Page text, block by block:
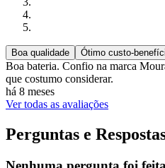
Boa qualidade Ótimo custo-
Boa bateria. Confio na marca
que costumo considerar.
há 8 meses
Ver todas as avaliações
Perguntas e